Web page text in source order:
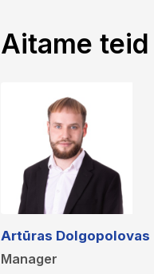
Aitame
Artūras Dolgopolovas
Manager